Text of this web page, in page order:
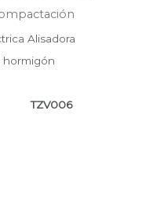
Alisadora
hormigón
TZV006